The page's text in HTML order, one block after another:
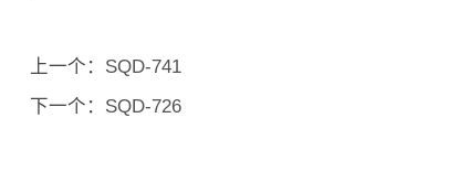
上一个： SQD-741
下一个： SQD-726